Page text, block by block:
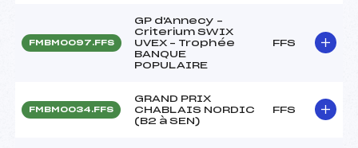
FMBM0097.FFS
GP d'Annecy –
Criterium SWIX
UVEX – Trophée
BANQUE
POPULAIRE
FFS
FMBM0034.FFS
GRAND PRIX
CHABLAIS NORDIC
(B2 à SEN)
FFS